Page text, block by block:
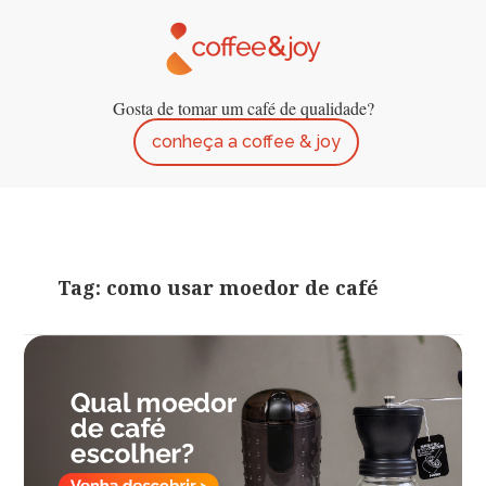
Gosta de tomar um café de qualidade?
conheça a coffee & joy
Tag: como usar moedor de café